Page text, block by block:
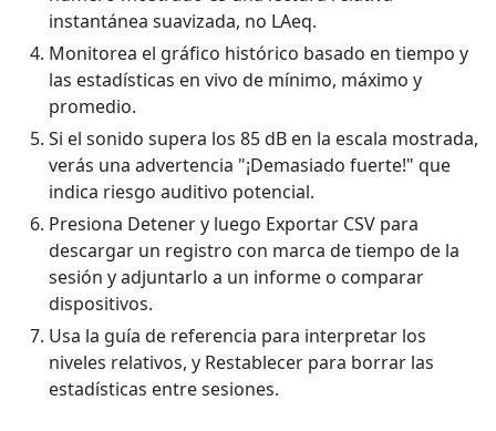
instantánea suavizada, no LAeq.
Monitorea el gráfico histórico basado en tiempo y
las estadísticas en vivo de mínimo, máximo y
promedio.
Si el sonido supera los 85 dB en la escala mostrada,
verás una advertencia "¡Demasiado fuerte!" que
indica riesgo auditivo potencial.
Presiona Detener y luego Exportar CSV para
descargar un registro con marca de tiempo de la
sesión y adjuntarlo a un informe o comparar
dispositivos.
Usa la guía de referencia para interpretar los
niveles relativos, y Restablecer para borrar las
estadísticas entre sesiones.